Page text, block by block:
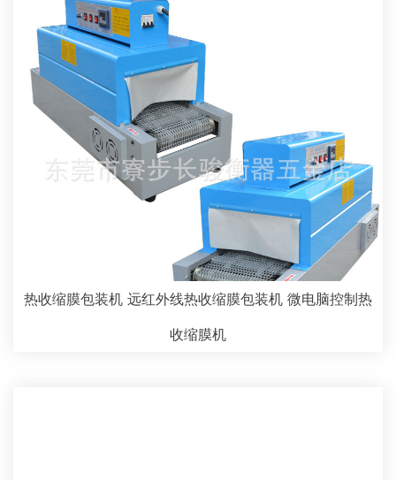
热收缩膜包装机 远红外线热收缩膜包装机 微电脑控制热
收缩膜机